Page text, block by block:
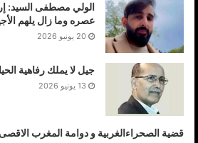
الولي مصطفى السيد:
عصره وما زال يلهم
20 يونيو 2026
جيل لا يملك رفاهية
13 يونيو 2026
قضية الصحراءالغربية و دوامة المغرب